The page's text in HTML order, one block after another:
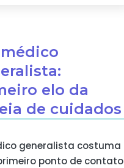
médico
elo da
de cuidados
generalista costuma
ponto de contato